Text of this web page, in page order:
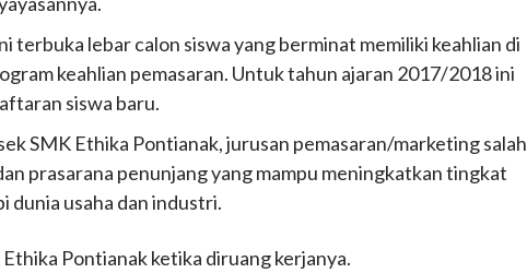
terbuka lebar calon siswa yang berminat memiliki keahlian di
keahlian pemasaran. Untuk tahun ajaran 2017/2018 ini
siswa baru.
SMK Ethika Pontianak, jurusan pemasaran/marketing salah
prasarana penunjang yang mampu meningkatkan tingkat
dunia usaha dan industri.
Pontianak ketika diruang kerjanya.